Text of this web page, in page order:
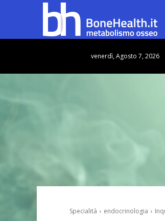
venerdì, Agosto 7, 2026
Specialità endocrinologia